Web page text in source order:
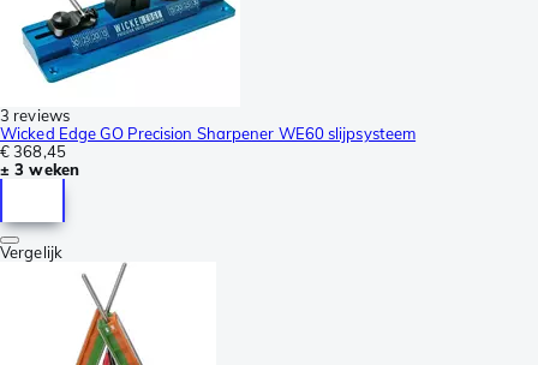
3 reviews
Wicked Edge GO Precision Sharpener WE60 slijpsysteem
€ 368,45
± 3 weken
Vergelijk